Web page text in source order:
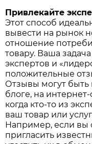
Привлекайте
Этот способ
вывести на рынок
отношение
товару. Ваша
экспертов и
положительные
Отзывы могут быть
блоге, на
когда кто-то из
ваш товар или
Например, если вы
пригласить